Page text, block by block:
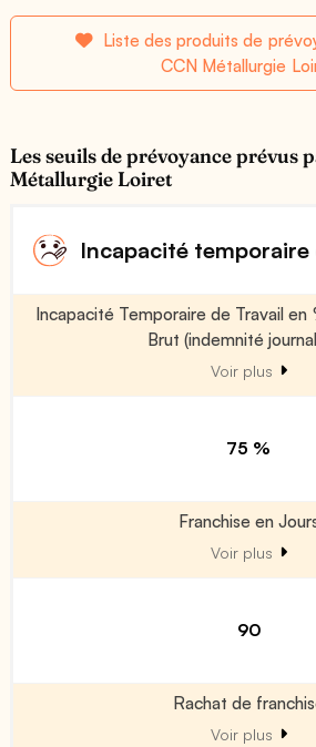
Liste des produits de
CCN Métallurgie
Les seuils de prévoyance prévus
Métallurgie Loiret
Incapacité
Incapacité Temporaire de Travail en
Brut (indemnité
Voir plus
75 %
Franchise en
Voir plus
90
Rachat de
Voir plus